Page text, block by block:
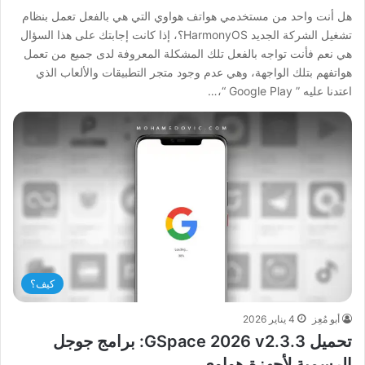
هل أنت واحد من مستخدمي هواتف هواوي التي هي بالفعل تعمل بنظام
تشغيل الشركة الجديد HarmonyOS؟، إذا كانت إجابتك على هذا السؤال
هي نعم فأنت تواجه بالفعل تلك المشكلة المعروفة لدى جميع من تعمل
هواتفهم بتلك الواجهة، وهي عدم وجود متجر التطبيقات والألعاب الذي
اعتدنا عليه ” Google Play “،…
كيف؟
أبو مُعِز 4 يناير 2026
تحميل GSpace 2026 v2.3.3: برامج جوجل